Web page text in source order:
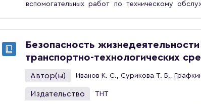
вспомогательных работ по техническому
лакокрасочных покрытий; приспособления для
установки для нанесения износостойких
сжатого воздуха, пневмоинструмент и компрессоры. Справочное издание
специалистов руководящего и среднего звеньев
ремонту автомобилей, для
профессионального образования. Оно также
учебных заведений и широкого круга
Безопасность
транспортно-технологических
Автор(ы) Иванов К. С., Сурикова Т. Б.,
Издательство ТНТ